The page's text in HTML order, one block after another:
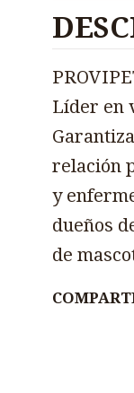
Líder en
relación
y
dueños
de